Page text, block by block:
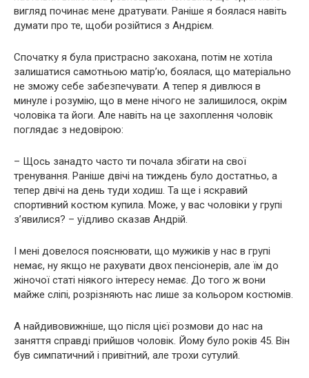
вигляд починає мене дратувати. Раніше я боялася навіть
думати про те, щоби розійтися з Андрієм.
Спочатку я була пристрасно закохана, потім не хотіла
залишатися самотньою матір’ю, боялася, що матеріально
не зможу себе забезпечувати. А тепер я дивлюся в
минуле і розумію, що в мене нічого не залишилося, окрім
чоловіка та йоги. Але навіть на це захоплення чоловік
поглядає з недовірою:
– Щось занадто часто ти почала збігати на свої
тренування. Раніше двічі на тиждень було достатньо, а
тепер двічі на день туди ходиш. Та ще і яскравий
спортивний костюм купила. Може, у вас чоловіки у групі
з’явилися? – уїдливо сказав Андрій.
І мені довелося пояснювати, що мужиків у нас в групі
немає, ну якщо не рахувати двох пенсіонерів, але їм до
жіночої статі ніякого інтересу немає. До того ж вони
майже сліпі, розрізняють нас лише за кольором костюмів.
А найдивовижніше, що після цієї розмови до нас на
заняття справді прийшов чоловік. Йому було років 45. Він
був симпатичний і привітний, але трохи сутулий.